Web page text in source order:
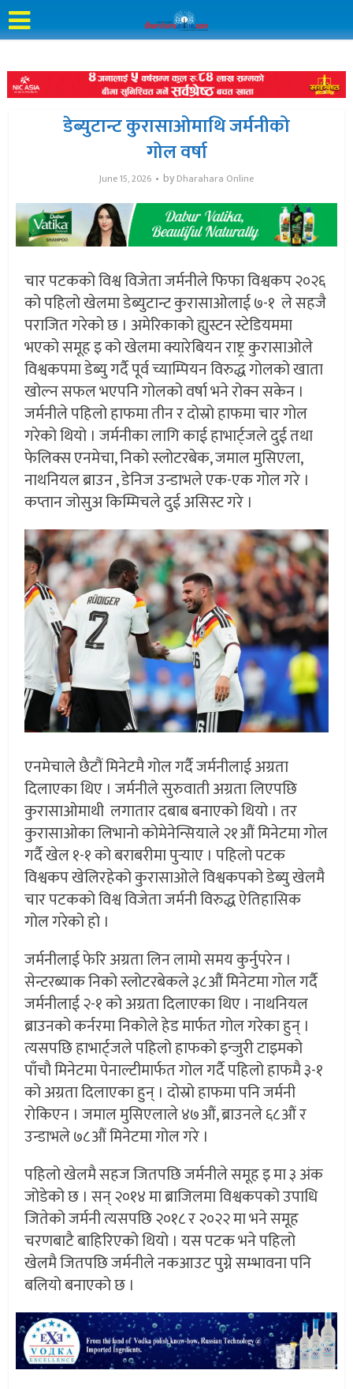
डेब्युटान्ट कुरासाओमाथि जर्मनीको
गोल वर्षा
June 15, 2026 by Dharahara Online
चार पटकको विश्व विजेता जर्मनीले फिफा विश्वकप २०२६
को पहिलो खेलमा डेब्युटान्ट कुरासाओलाई ७-१ ले सहजै
पराजित गरेको छ । अमेरिकाको ह्युस्टन स्टेडियममा
भएको समूह इ को खेलमा क्यारेबियन राष्ट्र कुरासाओले
विश्वकपमा डेब्यु गर्दै पूर्व च्याम्पियन विरुद्ध गोलको खाता
खोल्न सफल भएपनि गोलको वर्षा भने रोक्न सकेन ।
जर्मनीले पहिलो हाफमा तीन र दोस्रो हाफमा चार गोल
गरेको थियो । जर्मनीका लागि काई हाभार्ट्जले दुई तथा
फेलिक्स एनमेचा, निको स्लोटरबेक, जमाल मुसिएला,
नाथनियल ब्राउन , डेनिज उन्डाभले एक-एक गोल गरे ।
कप्तान जोसुअ किम्मिचले दुई असिस्ट गरे ।
एनमेचाले छैटौं मिनेटमै गोल गर्दै जर्मनीलाई अग्रता
दिलाएका थिए । जर्मनीले सुरुवाती अग्रता लिएपछि
कुरासाओमाथी लगातार दबाब बनाएको थियो । तर
कुरासाओका लिभानो कोमेनेन्सियाले २१औं मिनेटमा गोल
गर्दै खेल १-१ को बराबरीमा पुर्‍याए । पहिलो पटक
विश्वकप खेलिरहेको कुरासाओले विश्वकपको डेब्यु खेलमै
चार पटकको विश्व विजेता जर्मनी विरुद्ध ऐतिहासिक
गोल गरेको हो ।
जर्मनीलाई फेरि अग्रता लिन लामो समय कुर्नुपरेन ।
सेन्टरब्याक निको स्लोटरबेकले ३८औं मिनेटमा गोल गर्दै
जर्मनीलाई २-१ को अग्रता दिलाएका थिए । नाथनियल
ब्राउनको कर्नरमा निकोले हेड मार्फत गोल गरेका हुन् ।
त्यसपछि हाभार्ट्जले पहिलो हाफको इन्जुरी टाइमको
पाँचौ मिनेटमा पेनाल्टीमार्फत गोल गर्दै पहिलो हाफमै ३-१
को अग्रता दिलाएका हुन् । दोस्रो हाफमा पनि जर्मनी
रोकिएन । जमाल मुसिएलाले ४७औं, ब्राउनले ६८औं र
उन्डाभले ७८औं मिनेटमा गोल गरे ।
पहिलो खेलमै सहज जितपछि जर्मनीले समूह इ मा ३ अंक
जोडेको छ । सन् २०१४ मा ब्राजिलमा विश्वकपको उपाधि
जितेको जर्मनी त्यसपछि २०१८ र २०२२ मा भने समूह
चरणबाटै बाहिरिएको थियो । यस पटक भने पहिलो
खेलमै जितपछि जर्मनीले नकआउट पुग्ने सम्भावना पनि
बलियो बनाएको छ ।